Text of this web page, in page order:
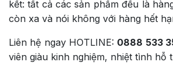
kết: tất cả các sản phẩm đều là
còn xa và nói không với hàng hết
Liên hệ ngay HOTLINE: 0888 533
viên giàu kinh nghiệm, nhiệt tình hỗ